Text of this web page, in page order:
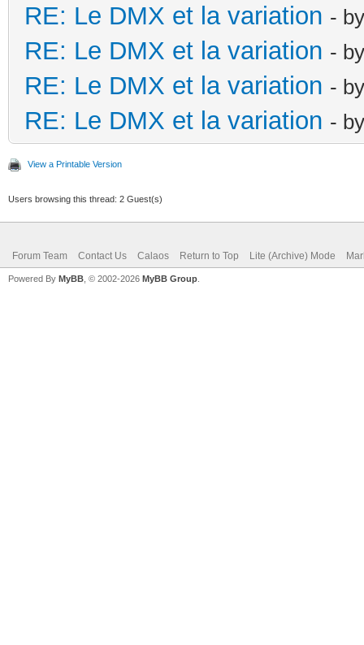
RE: Le DMX et la variation -
RE: Le DMX et la variation -
RE: Le DMX et la variation -
RE: Le DMX et la variation -
View a Printable Version
Users browsing this thread: 2 Guest(s)
Forum Team Contact Us Calaos Return to Top Lite (Archive) Mode
Powered By MyBB , © 2002-2026 MyBB Group